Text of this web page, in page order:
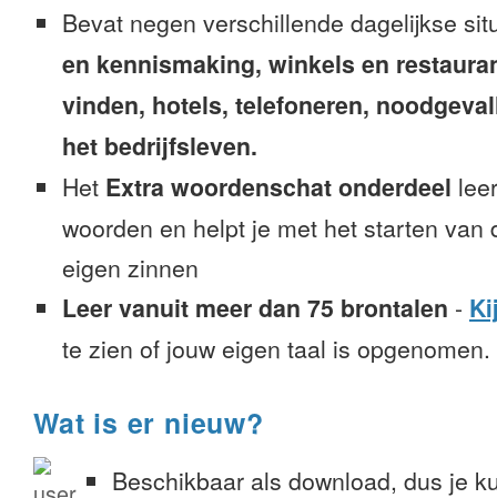
Bevat negen verschillende dagelijkse
en kennismaking, winkels en
vinden, hotels, telefoneren,
het bedrijfsleven.
Het Extra woordenschat onderdeel
woorden en helpt je met het starten van
eigen zinnen
Leer vanuit meer dan 75 brontalen -
te zien of jouw eigen taal is opgenomen.
Wat is er nieuw?
Beschikbaar als download, dus je